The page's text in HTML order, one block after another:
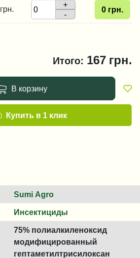
грн.
+
-
0 грн.
Итого: 167 грн.
В корзину
Купить в 1 клик
Sumi Agro
Инсектициды
75% полиалкиленоксид
модифицированный
гептаметилтрисилоксан